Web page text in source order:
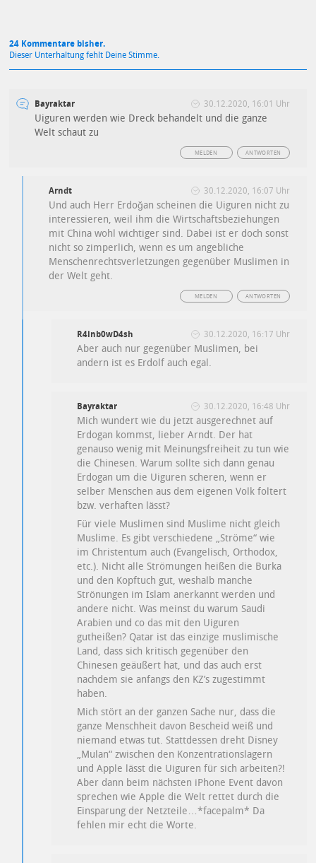
24 Kommentare bisher.
Dieser Unterhaltung fehlt Deine Stimme.
Bayraktar 30.12.2020, 16:01 Uhr
Uiguren werden wie Dreck behandelt und die ganze
Welt schaut zu
ANTWORTEN
MELDEN
Arndt 30.12.2020, 16:07 Uhr
Und auch Herr Erdoğan scheinen die Uiguren nicht zu
interessieren, weil ihm die Wirtschaftsbeziehungen
mit China wohl wichtiger sind. Dabei ist er doch sonst
nicht so zimperlich, wenn es um angebliche
Menschenrechtsverletzungen gegenüber Muslimen in
der Welt geht.
ANTWORTEN
MELDEN
R4inb0wD4sh 30.12.2020, 16:17 Uhr
Aber auch nur gegenüber Muslimen, bei
andern ist es Erdolf auch egal.
Bayraktar 30.12.2020, 16:48 Uhr
Mich wundert wie du jetzt ausgerechnet auf
Erdogan kommst, lieber Arndt. Der hat
genauso wenig mit Meinungsfreiheit zu tun wie
die Chinesen. Warum sollte sich dann genau
Erdogan um die Uiguren scheren, wenn er
selber Menschen aus dem eigenen Volk foltert
bzw. verhaften lässt?
Für viele Muslimen sind Muslime nicht gleich
Muslime. Es gibt verschiedene „Ströme“ wie
im Christentum auch (Evangelisch, Orthodox,
etc.). Nicht alle Strömungen heißen die Burka
und den Kopftuch gut, weshalb manche
Strönungen im Islam anerkannt werden und
andere nicht. Was meinst du warum Saudi
Arabien und co das mit den Uiguren
gutheißen? Qatar ist das einzige muslimische
Land, dass sich kritisch gegenüber den
Chinesen geäußert hat, und das auch erst
nachdem sie anfangs den KZ’s zugestimmt
haben.
Mich stört an der ganzen Sache nur, dass die
ganze Menschheit davon Bescheid weiß und
niemand etwas tut. Stattdessen dreht Disney
„Mulan“ zwischen den Konzentrationslagern
und Apple lässt die Uiguren für sich arbeiten?!
Aber dann beim nächsten iPhone Event davon
sprechen wie Apple die Welt rettet durch die
Einsparung der Netzteile…*facepalm* Da
fehlen mir echt die Worte.